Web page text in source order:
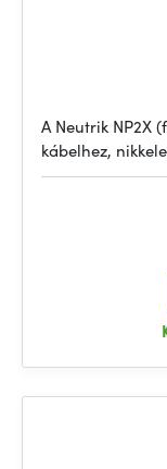
A Neutrik NP2X
kábelhez,